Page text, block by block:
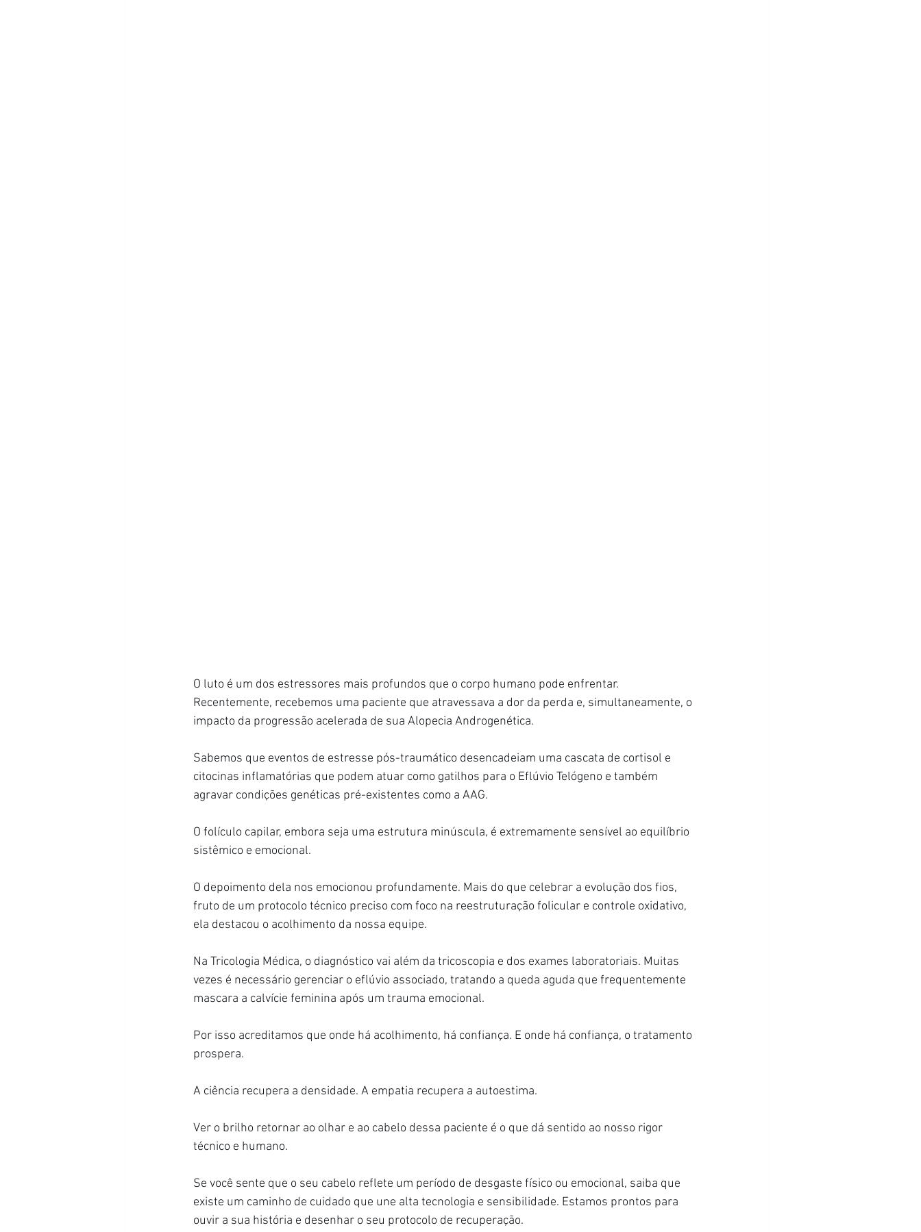
O luto é um dos estressores mais profundos que o corpo humano pode enfrentar.
Recentemente, recebemos uma paciente que atravessava a dor da perda e, simultaneamente, o
impacto da progressão acelerada de sua Alopecia Androgenética.
Sabemos que eventos de estresse pós-traumático desencadeiam uma cascata de cortisol e
citocinas inflamatórias que podem atuar como gatilhos para o Eflúvio Telógeno e também
agravar condições genéticas pré-existentes como a AAG.
O folículo capilar, embora seja uma estrutura minúscula, é extremamente sensível ao equilíbrio
sistêmico e emocional.
O depoimento dela nos emocionou profundamente. Mais do que celebrar a evolução dos fios,
fruto de um protocolo técnico preciso com foco na reestruturação folicular e controle oxidativo,
ela destacou o acolhimento da nossa equipe.
Na Tricologia Médica, o diagnóstico vai além da tricoscopia e dos exames laboratoriais. Muitas
vezes é necessário gerenciar o eflúvio associado, tratando a queda aguda que frequentemente
mascara a calvície feminina após um trauma emocional.
Por isso acreditamos que onde há acolhimento, há confiança. E onde há confiança, o tratamento
prospera.
A ciência recupera a densidade. A empatia recupera a autoestima.
Ver o brilho retornar ao olhar e ao cabelo dessa paciente é o que dá sentido ao nosso rigor
técnico e humano.
Se você sente que o seu cabelo reflete um período de desgaste físico ou emocional, saiba que
existe um caminho de cuidado que une alta tecnologia e sensibilidade. Estamos prontos para
ouvir a sua história e desenhar o seu protocolo de recuperação.